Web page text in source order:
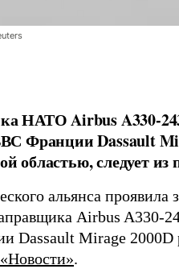
НАТО Airbus A330-
Франции Dassault
областью, следует
альянса
Airbus A330-
Dassault Mirage 2000D
.